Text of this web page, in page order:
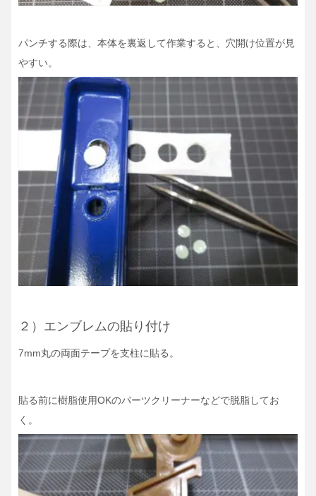
パンチする際は、本体を裏返して作業すると、穴開け位置が見
やすい。
２）エンブレムの貼り付け
7mm丸の両面テープを支柱に貼る。
貼る前に樹脂使用OKのパーツクリーナーなどで脱脂してお
く。